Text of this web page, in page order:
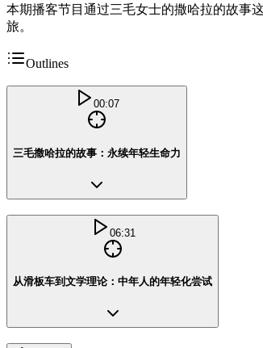
本期播客节目通过三毛女士的撒哈拉的故事
旅。
Outlines
00:07
三毛撒哈拉的故事：永续年轻生命力
06:31
从滑板车到文学理论：中年人的年轻化尝试